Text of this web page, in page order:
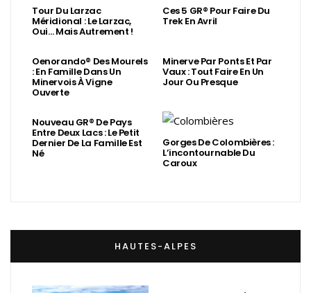
Tour Du Larzac
Méridional : Le Larzac,
Oui… Mais Autrement !
Ces 5 GR® Pour Faire Du
Trek En Avril
Oenorando® Des Mourels
: En Famille Dans Un
Minervois À Vigne
Ouverte
Minerve Par Ponts Et Par
Vaux : Tout Faire En Un
Jour Ou Presque
Nouveau GR® De Pays
Entre Deux Lacs : Le Petit
Dernier De La Famille Est
Né
Gorges De Colombières :
L’incontournable Du
Caroux
HAUTES-ALPES